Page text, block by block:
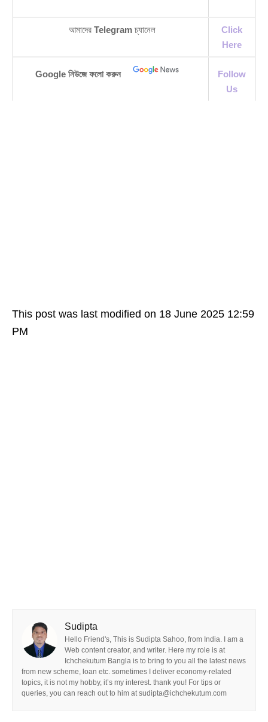
আমাদের Telegramচ্যানেল
Click
Here
Google নিউজে ফলো করুন
Follow
Us
This post was last modified on 18 June 2025 12:59
PM
Sudipta
Hello Friend's, This is Sudipta Sahoo, from India. I am a
Web content creator, and writer. Here my role is at
Ichchekutum Bangla is to bring to you all the latest news
from new scheme, loan etc. sometimes I deliver economy-related
topics, it is not my hobby, it’s my interest. thank you! For tips or
queries, you can reach out to him at sudipta@ichchekutum.com